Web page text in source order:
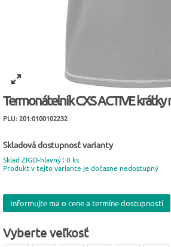
Termonátelník CXS ACTIVE krátky
PLU: 201:0100102232
Skladová dostupnosť varianty
Sklad ZIGO-hlavný : 0 ks
Produkt v tejto variante je dočasne nedostupný
Informujte ma o cene a termíne dostupnosti
Vyberte veľkosť